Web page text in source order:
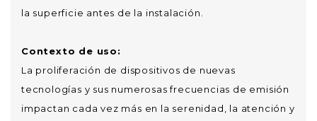
la superficie antes de la instalación.
Contexto de uso:
La proliferación de dispositivos de nuevas
tecnologías y sus numerosas frecuencias de emisión
impactan cada vez más en la serenidad, la atención y